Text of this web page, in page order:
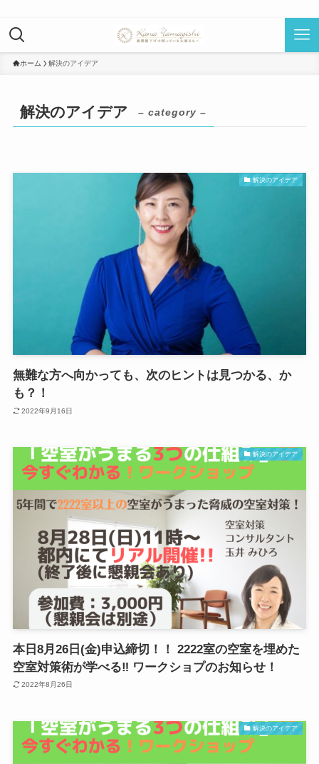
ホーム 解決のアイデア
解決のアイデア – category –
解決のアイデア
無難な方へ向かっても、次のヒントは見つかる、か
も？！
2022年9月16日
解決のアイデア
本日8月26日(金)申込締切！！ 2222室の空室を埋めた
空室対策術が学べる‼ ワークショプのお知らせ！
2022年8月26日
解決のアイデア